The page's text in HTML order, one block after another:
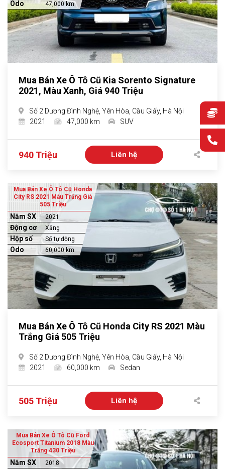
Odo 47,000 km
Mua Bán Xe Ô Tô Cũ Kia Sorento Signature
2021, Màu Xanh, Giá 940 Triệu
Số 2 Dương Đình Nghệ, Yên Hòa, Cầu Giấy, Hà Nội
2021
47,000 km SUV
940 Triệu Liên hệ
Mua Bán Xe Ô Tô Cũ Honda
City RS 2021 Màu Trắng Giá
505 Triệu
Năm SX 2021
Động cơ Xăng
Hộp số Số tự động
Odo 60,000 km
Mua Bán Xe Ô Tô Cũ Honda City RS 2021 Màu
Trắng Giá 505 Triệu
Số 2 Dương Đình Nghệ, Yên Hòa, Cầu Giấy, Hà Nội
2021
60,000 km Sedan
505 Triệu Liên hệ
Mua Bán Xe Ô Tô Cũ Ford
Ecosport Titanium 2018 Màu
Trắng 430 Triệu
Năm SX 2018